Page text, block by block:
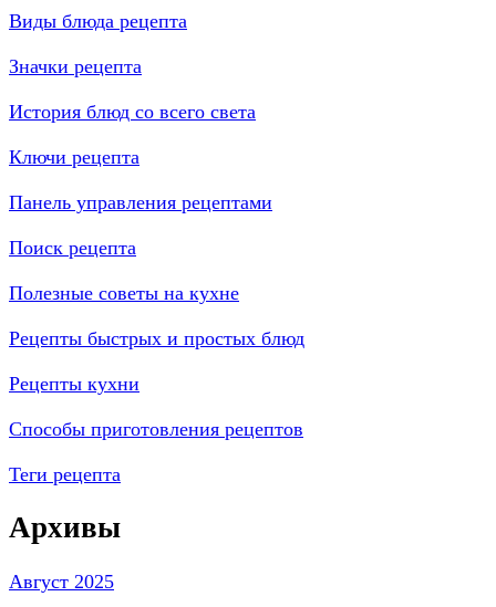
Виды блюда рецепта
Значки рецепта
История блюд со всего света
Ключи рецепта
Панель управления рецептами
Поиск рецепта
Полезные советы на кухне
Рецепты быстрых и простых блюд
Рецепты кухни
Способы приготовления рецептов
Теги рецепта
Архивы
Август 2025